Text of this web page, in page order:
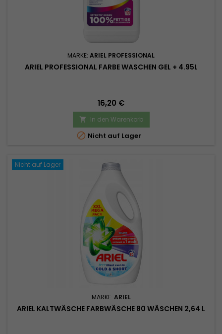
MARKE: ARIEL PROFESSIONAL
ARIEL PROFESSIONAL FARBE WASCHEN GEL + 4.95L
Preis
16,20 €
 In den Warenkorb
 Nicht auf Lager
Nicht auf Lager
MARKE: ARIEL
ARIEL KALTWÄSCHE FARBWÄSCHE 80 WÄSCHEN 2,64 L